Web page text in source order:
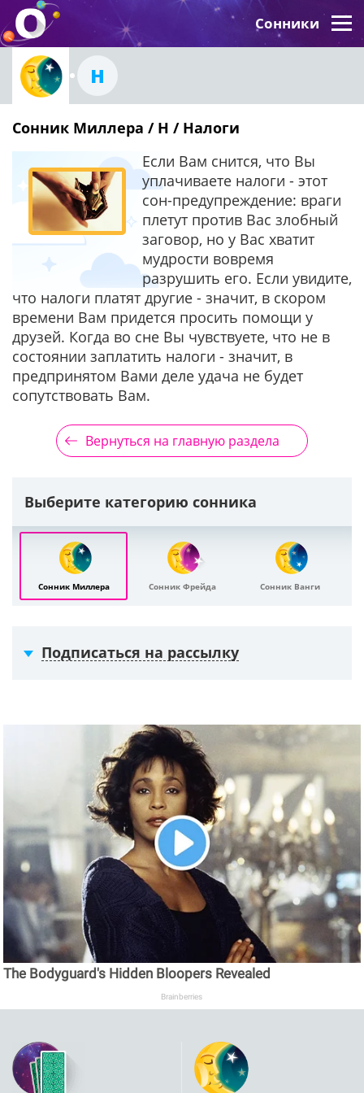
Сонники
Н
Сонник Миллера / Н / Налоги
Если Вам снится, что Вы
уплачиваете налоги - этот
сон-предупреждение: враги
плетут против Вас злобный
заговор, но у Вас хватит
мудрости вовремя
разрушить его. Если увидите,
что налоги платят другие - значит, в скором
времени Вам придется просить помощи у
друзей. Когда во сне Вы чувствуете, что не в
состоянии заплатить налоги - значит, в
предпринятом Вами деле удача не будет
сопутствовать Вам.
Вернуться на главную раздела
Выберите категорию сонника
Сонник Миллера Сонник Фрейда Сонник Ванги
Подписаться на рассылку
The Bodyguard's Hidden Bloopers Revealed
Brainberries